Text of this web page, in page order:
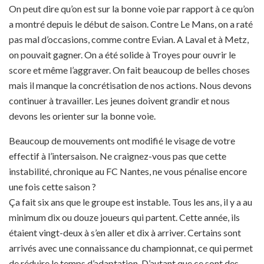
On peut dire qu’on est sur la bonne voie par rapport à ce qu’on
a montré depuis le début de saison. Contre Le Mans, on a raté
pas mal d’occasions, comme contre Evian. A Laval et à Metz,
on pouvait gagner. On a été solide à Troyes pour ouvrir le
score et même l’aggraver. On fait beaucoup de belles choses
mais il manque la concrétisation de nos actions. Nous devons
continuer à travailler. Les jeunes doivent grandir et nous
devons les orienter sur la bonne voie.
Beaucoup de mouvements ont modifié le visage de votre
effectif à l’intersaison. Ne craignez-vous pas que cette
instabilité, chronique au FC Nantes, ne vous pénalise encore
une fois cette saison ?
Ça fait six ans que le groupe est instable. Tous les ans, il y a au
minimum dix ou douze joueurs qui partent. Cette année, ils
étaient vingt-deux à s’en aller et dix à arriver. Certains sont
arrivés avec une connaissance du championnat, ce qui permet